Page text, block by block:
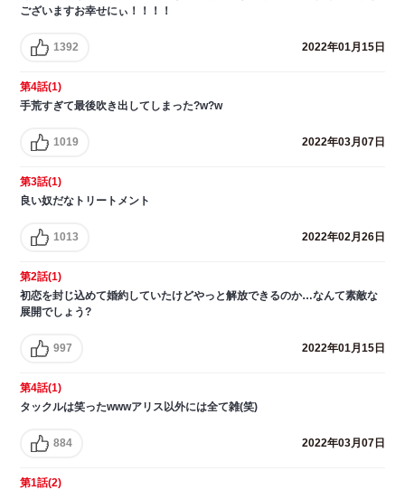
ございますお幸せにぃ！！！！
1392 2022年01月15日
第4話(1)
手荒すぎて最後吹き出してしまった?w?w
1019 2022年03月07日
第3話(1)
良い奴だなトリートメント
1013 2022年02月26日
第2話(1)
初恋を封じ込めて婚約していたけどやっと解放できるのか…なんて素敵な
展開でしょう?
997 2022年01月15日
第4話(1)
タックルは笑ったwwwアリス以外には全て雑(笑)
884 2022年03月07日
第1話(2)